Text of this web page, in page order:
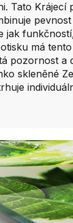
Tato Krájecí
jak
má
pozornost a
skleněné